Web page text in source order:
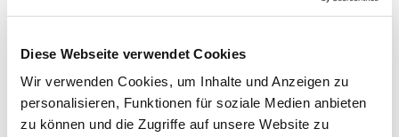
Diese Webseite verwendet Cookies
Wir verwenden Cookies, um Inhalte und Anzeigen zu
personalisieren, Funktionen für soziale Medien anbieten
zu können und die Zugriffe auf unsere Website zu